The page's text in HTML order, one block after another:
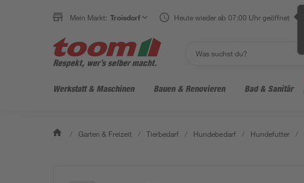
Mein Markt: Troisdorf Heute wieder ab 07:00 Uhr geöffnet
Werkstatt & Maschinen Bauen & Renovieren Bad & Sanitär
/ Garten & Freizeit / Tierbedarf / Hundebedarf / Hundefutter /